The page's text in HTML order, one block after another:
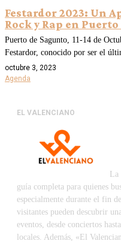
Festardor 2023: Un
Rock y Rap en
Puerto de Sagunto, 11-14 de
Festardor, conocido por ser el
octubre 3, 2023
Agenda
EL VALENCIANO
guía completa para quienes
especialmente durante el fin
visitantes pueden descubrir
eventos, desde conciertos
locales. Además, «El